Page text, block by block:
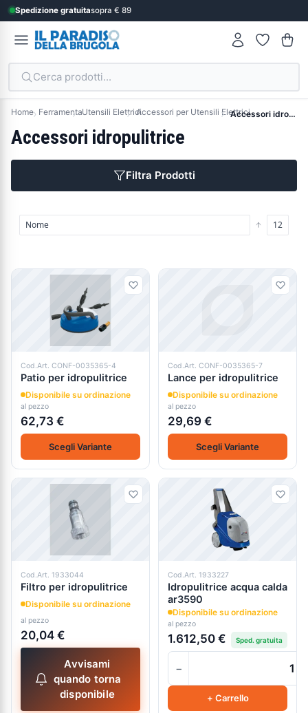
Spedizione gratuitasopra € 89
Cerca prodotti...
Home FerramentaUtensili ElettriciAccessori per Utensili Elettrici Accessori idropulitrice
Accessori idropulitrice
Filtra Prodotti
Prodotti
Cod.Art. CONF-0035365-4
Patio per idropulitrice
Disponibile su ordinazione
al pezzo
62,73 €
Scegli Variante
Cod.Art. CONF-0035365-7
Lance per idropulitrice
Disponibile su ordinazione
al pezzo
29,69 €
Scegli Variante
Cod.Art. 1933044
Filtro per idropulitrice
Disponibile su ordinazione
al pezzo
20,04 €
Avvisami
quando torna
disponibile
Cod.Art. 1933227
Idropulitrice acqua calda
ar3590
Disponibile su ordinazione
al pezzo
1.612,50 € Sped. gratuita
−
+ Carrello